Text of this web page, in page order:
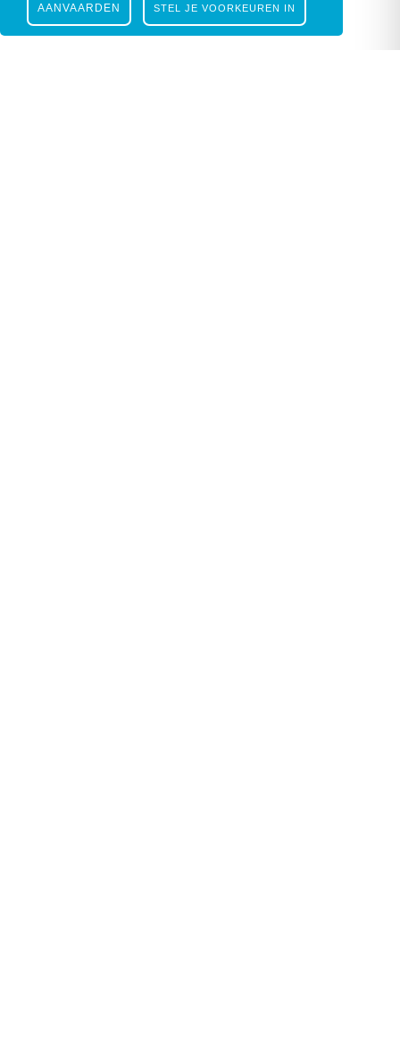
STEL JE VOORKEUREN IN
AANVAARDEN